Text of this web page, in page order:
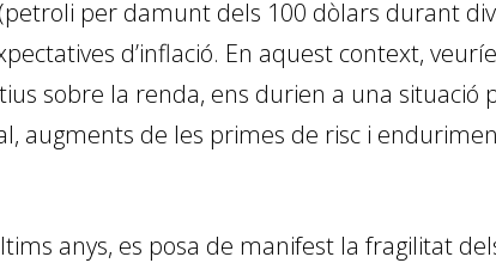
per damunt dels 100 dòlars durant
d’inflació. En aquest context,
sobre la renda, ens durien a una situació
augments de les primes de risc i
anys, es posa de manifest la fragilitat